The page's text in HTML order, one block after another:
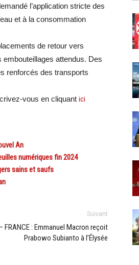
l’application stricte des
et à la consommation
de retour vers
embouteillages attendus. Des
renforcés des transports
vous en cliquant ici
An
numériques fin 2024
sains et saufs
Suivant
– FRANCE : Emmanuel Macron reçoit
Prabowo Subianto à l’Élysée